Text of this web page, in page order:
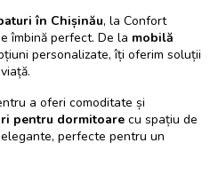
în Chișinău, la Confort
îmbină perfect. De la mobilă
personalizate, îți oferim soluții
a oferi comoditate și
pentru dormitoare cu spațiu de
perfecte pentru un